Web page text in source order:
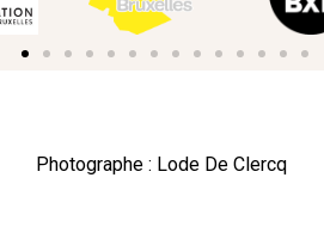
Photographe : Lode De Clercq